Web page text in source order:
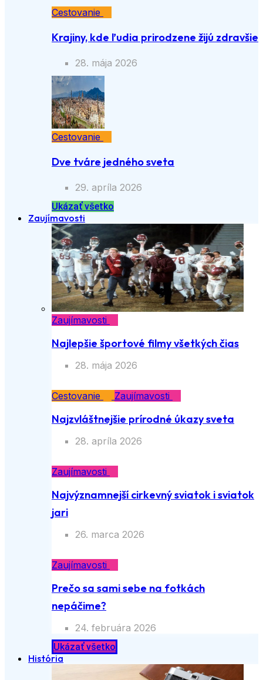
Cestovanie
Krajiny, kde ľudia prirodzene žijú zdravšie
28. mája 2026
Cestovanie
Dve tváre jedného sveta
29. apríla 2026
Ukázať všetko
Zaujímavosti
Zaujímavosti
Najlepšie športové filmy všetkých čias
28. mája 2026
Cestovanie Zaujímavosti
Najzvláštnejšie prírodné úkazy sveta
28. apríla 2026
Zaujímavosti
Najvýznamnejší cirkevný sviatok i sviatok
jari
26. marca 2026
Zaujímavosti
Prečo sa sami sebe na fotkách
nepáčime?
24. februára 2026
Ukázať všetko
História